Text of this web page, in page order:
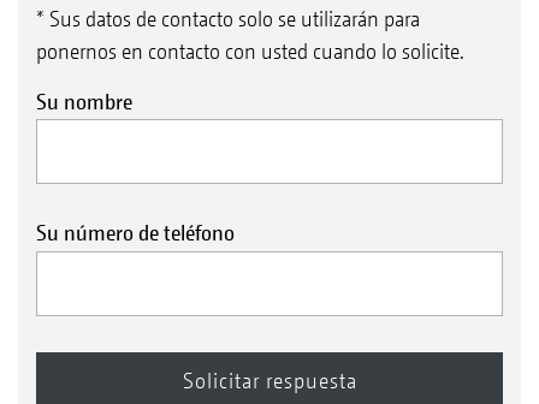
* Sus datos de contacto solo se utilizarán para
ponernos en contacto con usted cuando lo solicite.
Su nombre
Su número de teléfono